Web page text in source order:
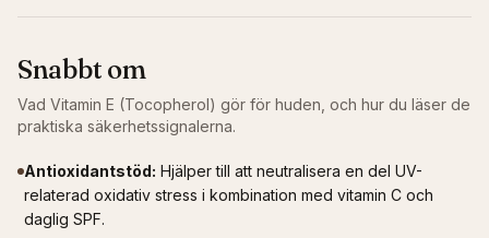
Snabbt om
Vad Vitamin E (Tocopherol) gör för huden, och hur du läser de
praktiska säkerhetssignalerna.
Antioxidantstöd: Hjälper till att neutralisera en del UV-
relaterad oxidativ stress i kombination med vitamin C och
daglig SPF.